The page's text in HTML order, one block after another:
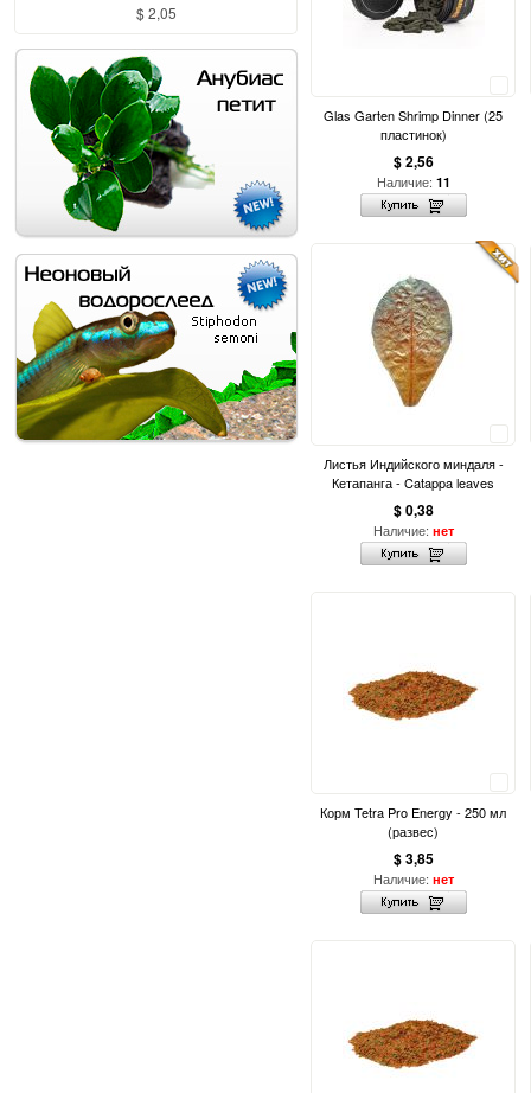
Glas Garten Shrimp Dinner (25
пластинок)
$ 2,56
Наличие: 11
Листья Индийского миндаля -
Кетапанга - Catappa leaves
$ 0,38
Наличие: нет
Корм Tetra Pro Energy - 250 мл
(развес)
$ 3,85
Наличие: нет
$ 2,05